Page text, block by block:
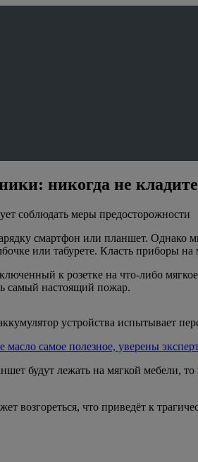
никогда не
соблюдать меры предосторожности
смартфон или планшет. Однако
или табурете. Класть приборы
к розетке на что-либо
самый настоящий пожар.
устройства испытывает
масло самое полезное, уверены
будут лежать на мягкой мебели,
возгореться, что приведёт к